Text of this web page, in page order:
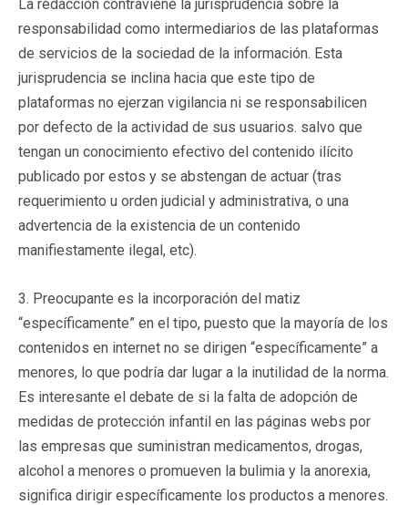
La redacción contraviene la jurisprudencia sobre la
responsabilidad como intermediarios de las plataformas
de servicios de la sociedad de la información. Esta
jurisprudencia se inclina hacia que este tipo de
plataformas no ejerzan vigilancia ni se responsabilicen
por defecto de la actividad de sus usuarios. salvo que
tengan un conocimiento efectivo del contenido ilícito
publicado por estos y se abstengan de actuar (tras
requerimiento u orden judicial y administrativa, o una
advertencia de la existencia de un contenido
manifiestamente ilegal, etc).
3. Preocupante es la incorporación del matiz
“específicamente” en el tipo, puesto que la mayoría de los
contenidos en internet no se dirigen “específicamente” a
menores, lo que podría dar lugar a la inutilidad de la norma.
Es interesante el debate de si la falta de adopción de
medidas de protección infantil en las páginas webs por
las empresas que suministran medicamentos, drogas,
alcohol a menores o promueven la bulimia y la anorexia,
significa dirigir específicamente los productos a menores.